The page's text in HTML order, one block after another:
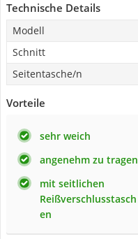
Technische Details
Modell
Schnitt
Seitentasche/n
Vorteile
sehr weich
angenehm zu tragen
mit seitlichen
Reißverschlusstasch
en